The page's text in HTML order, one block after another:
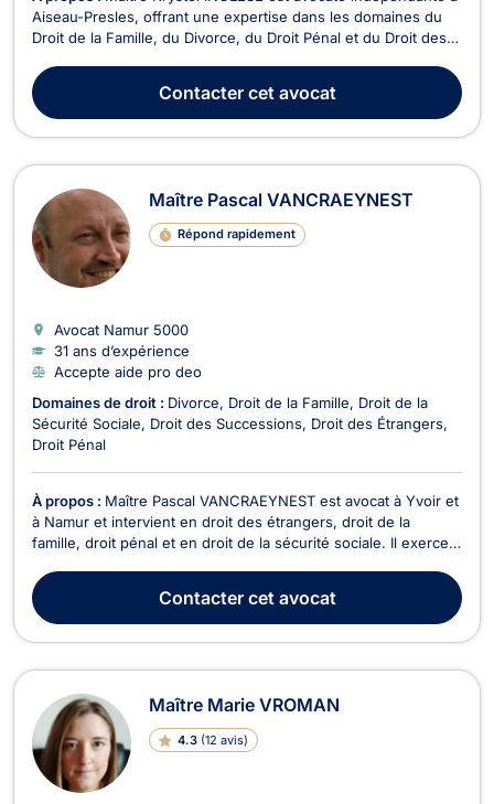
Aiseau-Presles, offrant une expertise dans les domaines du
Droit de la Famille, du Divorce, du Droit Pénal et du Droit des
reconnue pour son sérieux et sa rigueur dans le traitement
des affaires juridiques. En Droit...
Contactercet avocat
Maître Pascal VANCRAEYNEST
Répond rapidement
Avocat Namur 5000
31 ans d’expérience
Accepte aide pro deo
Domaines de droit : Divorce Droit de la Famille
Droit de la
Sécurité Sociale
Droit des Successions Droit des Étrangers
Droit Pénal
À propos : Maître Pascal VANCRAEYNEST est avocat à Yvoir et
à Namur et intervient en droit des étrangers, droit de la
famille, droit pénal et en droit de la sécurité sociale. Il exerce
les demandes d'asile, de VISA, de regroupement familial,
d'admission au séjour sur le t...
Contactercet avocat
Maître Marie VROMAN
4.3 (12 avis)